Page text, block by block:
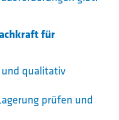
für
qualitativ
prüfen und